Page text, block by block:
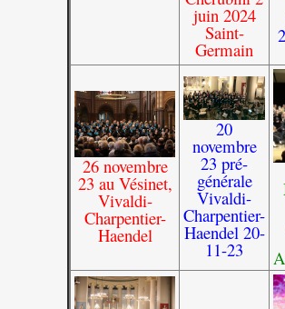
juin 2024
Saint-
Germain
26 novembre
23 au Vésinet,
Vivaldi-
Charpentier-
Haendel
20
novembre
23 pré-
générale
Vivaldi-
Charpentier-
Haendel 20-
11-23